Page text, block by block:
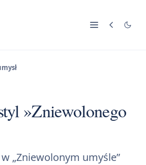
»Zniewolonego
w „Zniewolonym umyśle”